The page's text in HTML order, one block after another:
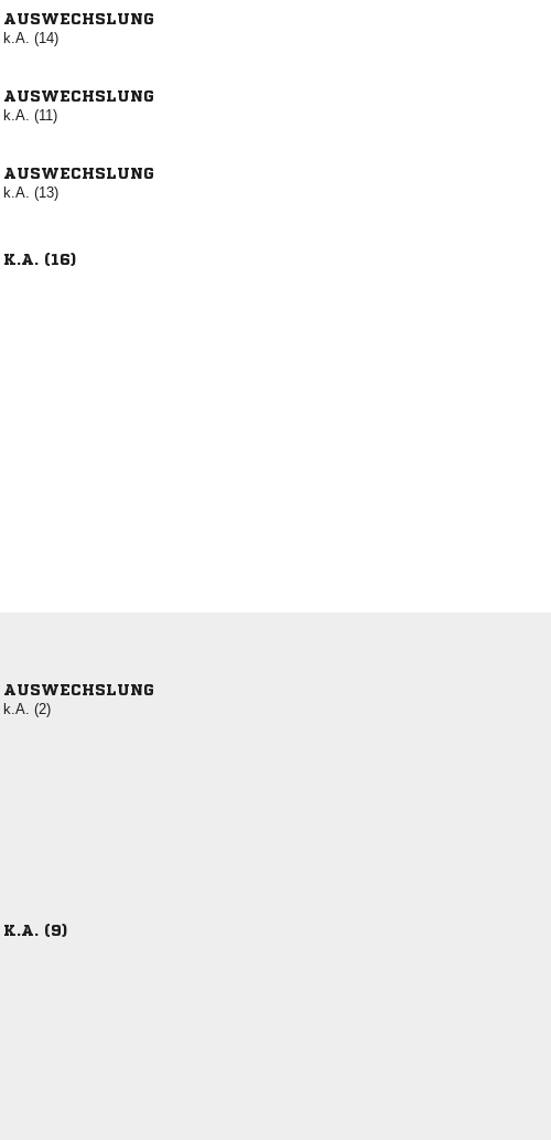
AUSWECHSLUNG
k.A. (14)
AUSWECHSLUNG
k.A. (11)
AUSWECHSLUNG
k.A. (13)
K.A. (16)
AUSWECHSLUNG
k.A. (2)
K.A. (9)